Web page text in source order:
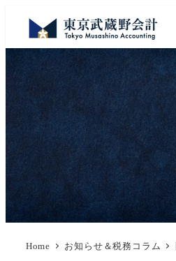
Home お知らせ＆税務コラム